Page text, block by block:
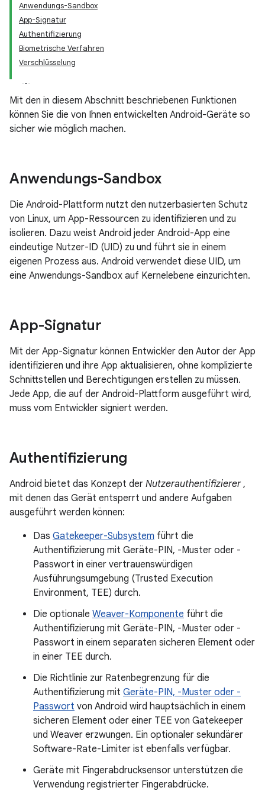
Anwendungs-Sandbox
App-Signatur
Authentifizierung
Biometrische Verfahren
Verschlüsselung
Mit den in diesem Abschnitt beschriebenen Funktionen
können Sie die von Ihnen entwickelten Android-Geräte so
sicher wie möglich machen.
Anwendungs-Sandbox
Die Android-Plattform nutzt den nutzerbasierten Schutz
von Linux, um App-Ressourcen zu identifizieren und zu
isolieren. Dazu weist Android jeder Android-App eine
eindeutige Nutzer-ID (UID) zu und führt sie in einem
eigenen Prozess aus. Android verwendet diese UID, um
eine Anwendungs-Sandbox auf Kernelebene einzurichten.
App-Signatur
Mit der App-Signatur können Entwickler den Autor der App
identifizieren und ihre App aktualisieren, ohne komplizierte
Schnittstellen und Berechtigungen erstellen zu müssen.
Jede App, die auf der Android-Plattform ausgeführt wird,
muss vom Entwickler signiert werden.
Authentifizierung
Android bietet das Konzept der Nutzerauthentifizierer,
mit denen das Gerät entsperrt und andere Aufgaben
ausgeführt werden können:
Das Gatekeeper-Subsystem führt die
Authentifizierung mit Geräte-PIN, -Muster oder -
Passwort in einer vertrauenswürdigen
Ausführungsumgebung (Trusted Execution
Environment, TEE) durch.
Die optionale Weaver-Komponente führt die
Authentifizierung mit Geräte-PIN, -Muster oder -
Passwort in einem separaten sicheren Element oder
in einer TEE durch.
Die Richtlinie zur Ratenbegrenzung für die
Authentifizierung mit Geräte-PIN, -Muster oder -
Passwort von Android wird hauptsächlich in einem
sicheren Element oder einer TEE von Gatekeeper
und Weaver erzwungen. Ein optionaler sekundärer
Software-Rate-Limiter ist ebenfalls verfügbar.
Geräte mit Fingerabdrucksensor unterstützen die
Verwendung registrierter Fingerabdrücke.